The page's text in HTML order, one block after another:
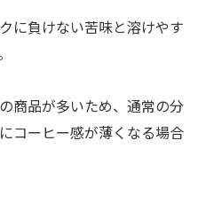
に負けない苦味と溶けやす
商品が多いため、通常の分
コーヒー感が薄くなる場合